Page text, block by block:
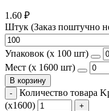
1.60 ₽
Штук (Заказ поштучно
Упаковок (x 100 шт)
Мест (x 1600 шт)
В корзину
Количество товара
(х1600)